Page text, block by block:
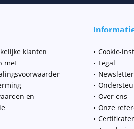
klanten
met
en
Cookie-
Legal
Newsletter
Over ons
Onze